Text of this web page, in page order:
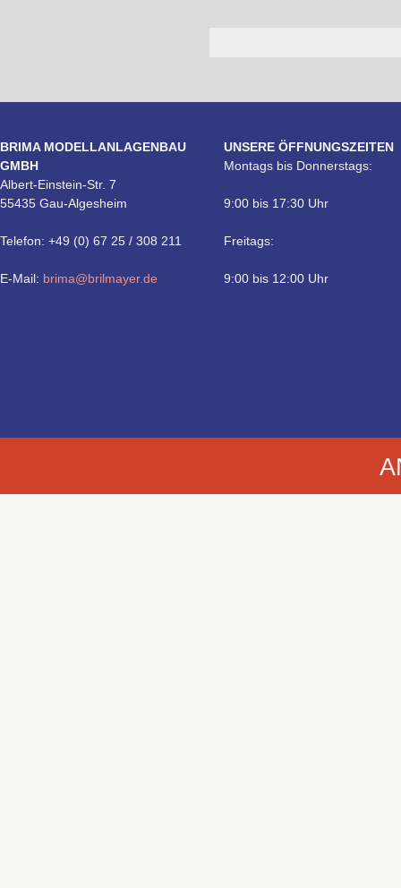
BRIMA MODELLANLAGENBAU
GMBH
Albert-Einstein-Str. 7
55435 Gau-Algesheim
Telefon: +49 (0) 67 25 / 308 211
E-Mail: brima@brilmayer.de
UNSERE ÖFFNUNGSZEITEN
Montags bis Donnerstags:
9:00 bis 17:30 Uhr
Freitags:
9:00 bis 12:00 Uhr